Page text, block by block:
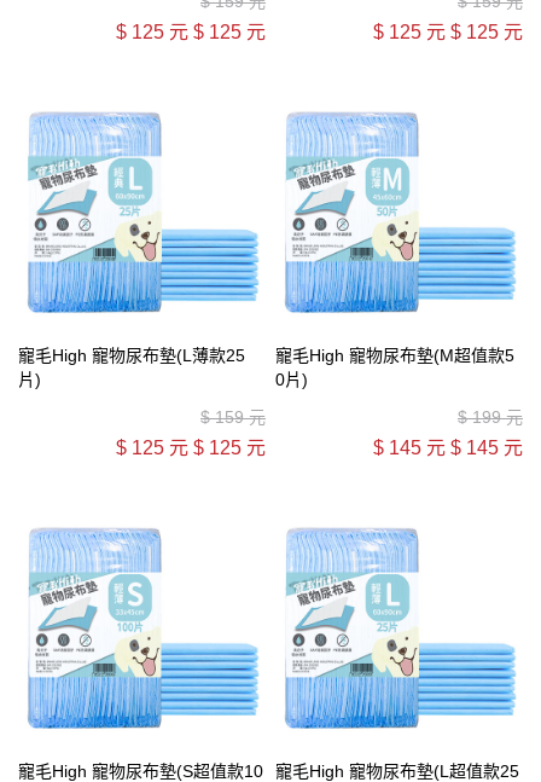
$ 125 元 $ 125 元 $ 125 元 $ 125 元
寵毛High 寵物尿布墊(L薄款25
片)
$159 元
$ 125 元 $ 125 元
寵毛High 寵物尿布墊(M超值款5
0片)
$199 元
$ 145 元 $ 145 元
寵毛High 寵物尿布墊(S超值款10
寵毛High 寵物尿布墊(L超值款25